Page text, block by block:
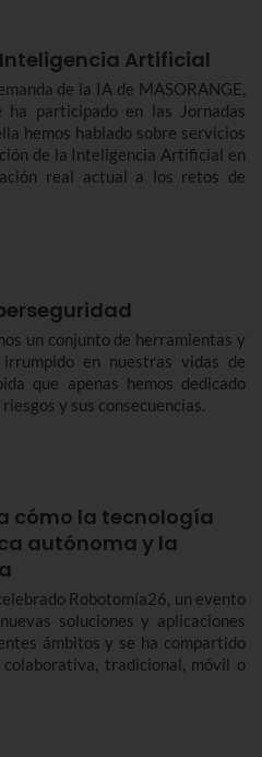
Artificial
de la IA de MASORANGE,
participado en las Jornadas
hemos hablado sobre servicios
de la Inteligencia Artificial en
real actual a los retos de
un conjunto de herramientas y
en nuestras vidas de
que apenas hemos dedicado
y sus consecuencias.
cómo la tecnología
autónoma y la
Robotomía26, un evento
soluciones y aplicaciones
ámbitos y se ha compartido
tradicional, móvil o